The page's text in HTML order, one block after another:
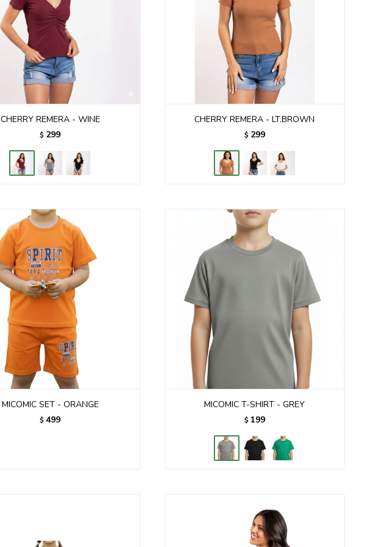
CHERRY REMERA - WINE
$ 299
CHERRY REMERA - LT.BROWN
$ 299
MICOMIC SET - ORANGE
$ 499
MICOMIC T-SHIRT - GREY
$ 199